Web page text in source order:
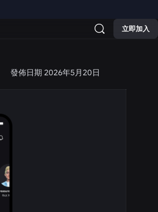
立即加入
發佈日期 2026年5月20日